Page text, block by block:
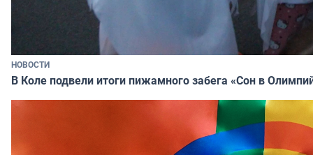
НОВОСТИ
В Коле подвели итоги пижамного забега «Сон в